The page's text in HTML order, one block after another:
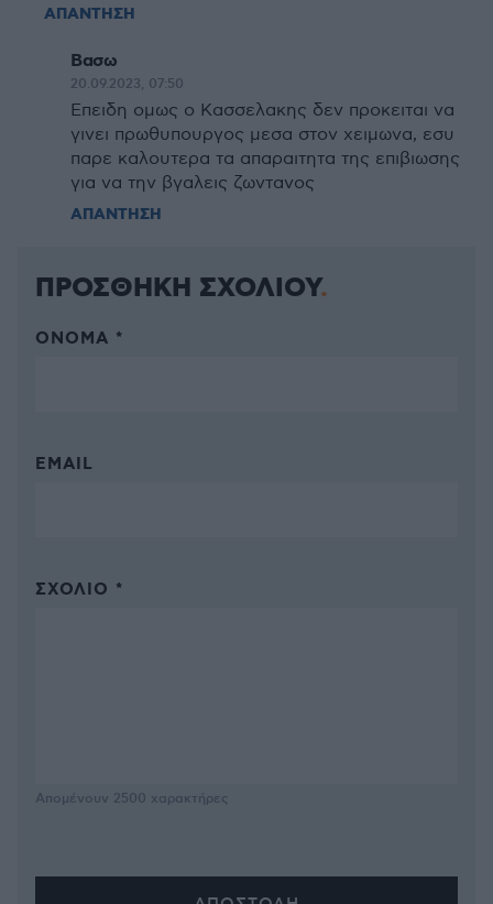
ΑΠΑΝΤΗΣΗ
Βασω
20.09.2023, 07:50
Επειδη ομως ο Κασσελακης δεν προκειται να
γινει πρωθυπουργος μεσα στον χειμωνα, εσυ
παρε καλουτερα τα απαραιτητα της επιβιωσης
για να την βγαλεις ζωντανος
ΑΠΑΝΤΗΣΗ
ΠΡΟΣΘΗΚΗ ΣΧΟΛΙΟΥ
ΌΝΟΜΑ *
EMAIL
ΣΧΌΛΙΟ *
Απομένουν 2500 χαρακτήρες